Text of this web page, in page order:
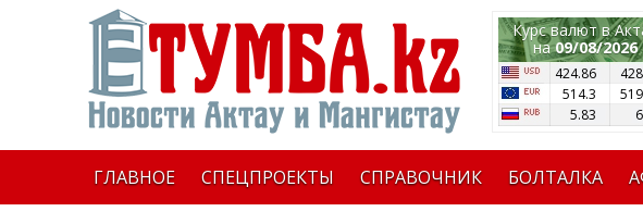
Курс валют в
на09/08/2026
424.86
514.3
5.83
ГЛАВНОЕ СПЕЦПРОЕКТЫ СПРАВОЧНИК БОЛТАЛКА